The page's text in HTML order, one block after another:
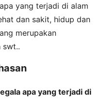
yang terjadi di alam
dan sakit, hidup dan
merupakan
swt..
apa yang terjadi di